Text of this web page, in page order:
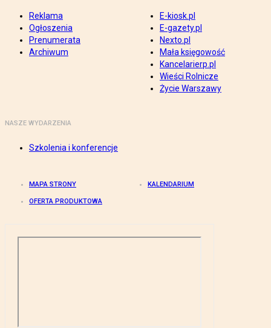
Reklama
Ogłoszenia
Prenumerata
Archiwum
E-kiosk.pl
E-gazety.pl
Nexto.pl
Mała księgowość
Kancelarierp.pl
Wieści Rolnicze
Życie Warszawy
NASZE WYDARZENIA
Szkolenia i konferencje
MAPA STRONY KALENDARIUM
OFERTA PRODUKTOWA